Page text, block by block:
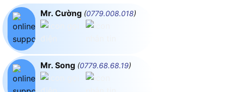
Mr. Cường (0779.008.018)
Mr. Song (0779.68.68.19)